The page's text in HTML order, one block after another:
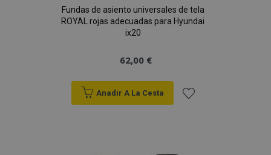
Fundas de asiento universales de tela
ROYAL rojas adecuadas para Hyundai
ix20
62,00 €
Anadir A La Cesta